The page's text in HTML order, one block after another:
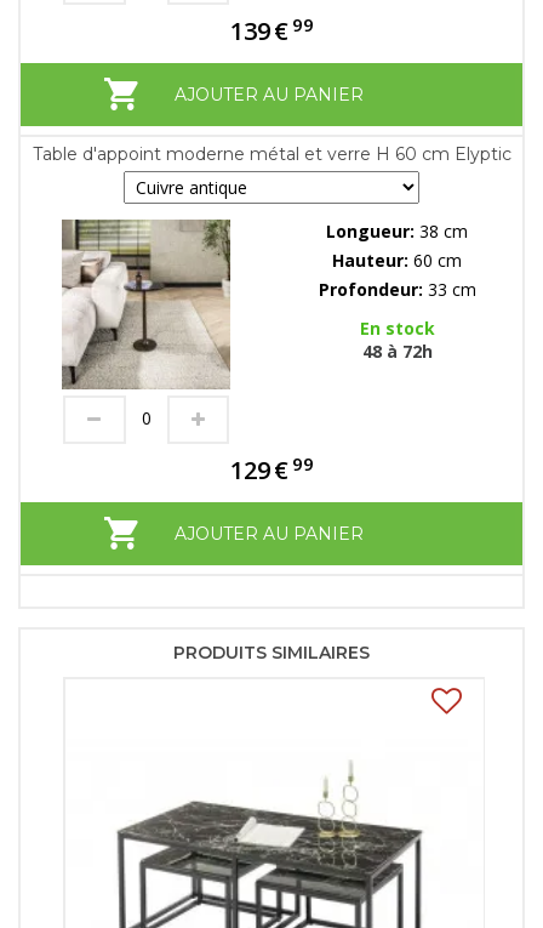
139€ 99
AJOUTER AU PANIER
Table d'appoint moderne métal et verre H 60 cm Elyptic
Longueur: 38 cm
Hauteur: 60 cm
Profondeur: 33 cm
En stock
48 à 72h
129€ 99
AJOUTER AU PANIER
PRODUITS SIMILAIRES